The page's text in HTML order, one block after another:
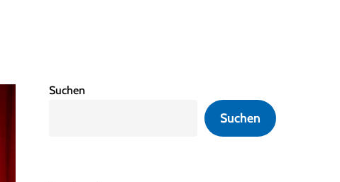
Suchen
Suchen